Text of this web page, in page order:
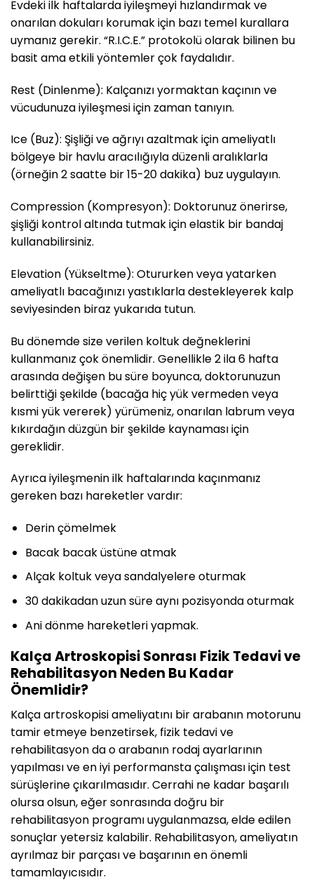
Evdeki ilk haftalarda iyileşmeyi hızlandırmak ve
onarılan dokuları korumak için bazı temel kurallara
uymanız gerekir. “R.I.C.E.” protokolü olarak bilinen bu
basit ama etkili yöntemler çok faydalıdır.
Rest (Dinlenme): Kalçanızı yormaktan kaçının ve
vücudunuza iyileşmesi için zaman tanıyın.
Ice (Buz): Şişliği ve ağrıyı azaltmak için ameliyatlı
bölgeye bir havlu aracılığıyla düzenli aralıklarla
(örneğin 2 saatte bir 15-20 dakika) buz uygulayın.
Compression (Kompresyon): Doktorunuz önerirse,
şişliği kontrol altında tutmak için elastik bir bandaj
kullanabilirsiniz.
Elevation (Yükseltme): Otururken veya yatarken
ameliyatlı bacağınızı yastıklarla destekleyerek kalp
seviyesinden biraz yukarıda tutun.
Bu dönemde size verilen koltuk değneklerini
kullanmanız çok önemlidir. Genellikle 2 ila 6 hafta
arasında değişen bu süre boyunca, doktorunuzun
belirttiği şekilde (bacağa hiç yük vermeden veya
kısmi yük vererek) yürümeniz, onarılan labrum veya
kıkırdağın düzgün bir şekilde kaynaması için
gereklidir.
Ayrıca iyileşmenin ilk haftalarında kaçınmanız
gereken bazı hareketler vardır:
Derin çömelmek
Bacak bacak üstüne atmak
Alçak koltuk veya sandalyelere oturmak
30 dakikadan uzun süre aynı pozisyonda oturmak
Ani dönme hareketleri yapmak.
Kalça Artroskopisi Sonrası Fizik Tedavi ve
Rehabilitasyon Neden Bu Kadar
Önemlidir?
Kalça artroskopisi ameliyatını bir arabanın motorunu
tamir etmeye benzetirsek, fizik tedavi ve
rehabilitasyon da o arabanın rodaj ayarlarının
yapılması ve en iyi performansta çalışması için test
sürüşlerine çıkarılmasıdır. Cerrahi ne kadar başarılı
olursa olsun, eğer sonrasında doğru bir
rehabilitasyon programı uygulanmazsa, elde edilen
sonuçlar yetersiz kalabilir. Rehabilitasyon, ameliyatın
ayrılmaz bir parçası ve başarının en önemli
tamamlayıcısıdır.